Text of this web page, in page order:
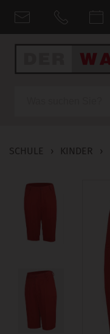
SCHULE › KINDER ›